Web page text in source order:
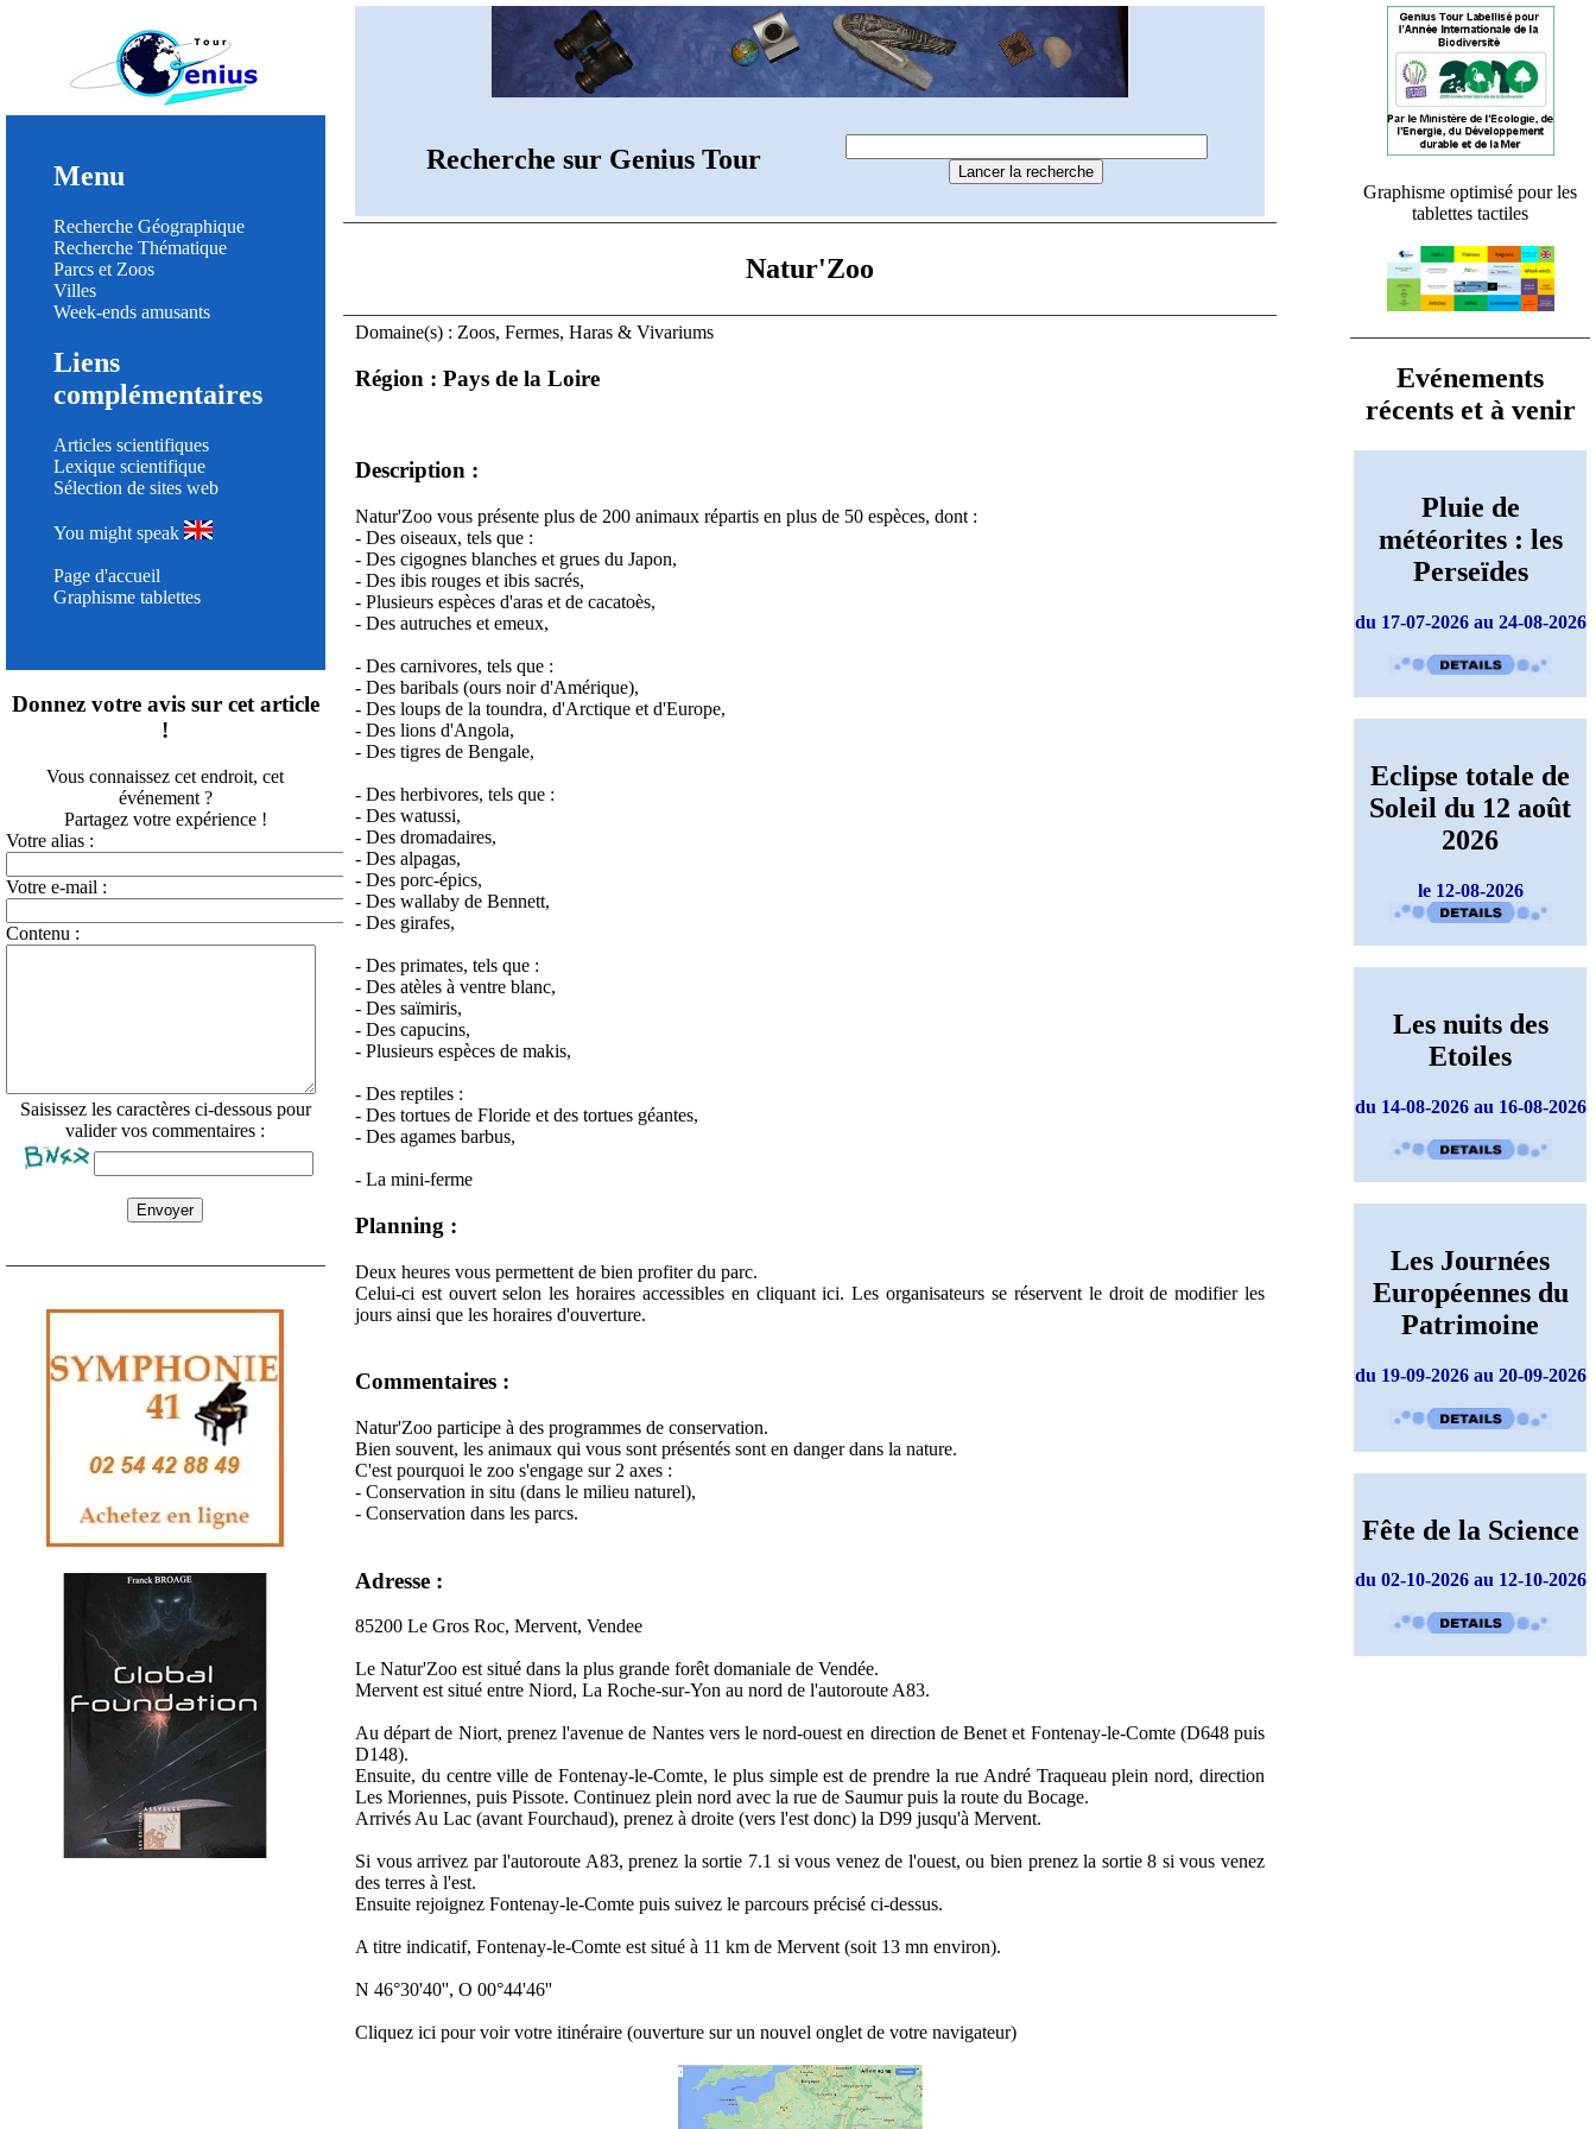
Menu
Recherche Géographique
Recherche Thématique
Parcs et Zoos
Villes
Week-ends amusants
Liens
complémentaires
Articles scientifiques
Lexique scientifique
Sélection de sites web
You might speak
Page d'accueil
Graphisme tablettes
Donnez votre avis sur cet article
!
Vous connaissez cet endroit, cet
événement ?
Partagez votre expérience !
Votre alias :
Votre e-mail :
Contenu :
Saisissez les caractères ci-dessous pour
valider vos commentaires :
Recherche sur Genius Tour
Natur'Zoo
Domaine(s) : Zoos, Fermes, Haras & Vivariums
Région : Pays de la Loire
Description :
Natur'Zoo vous présente plus de 200 animaux répartis en plus de 50 espèces, dont :
- Des oiseaux, tels que :
- Des cigognes blanches et grues du Japon,
- Des ibis rouges et ibis sacrés,
- Plusieurs espèces d'aras et de cacatoès,
- Des autruches et emeux,
- Des carnivores, tels que :
- Des baribals (ours noir d'Amérique),
- Des loups de la toundra, d'Arctique et d'Europe,
- Des lions d'Angola,
- Des tigres de Bengale,
- Des herbivores, tels que :
- Des watussi,
- Des dromadaires,
- Des alpagas,
- Des porc-épics,
- Des wallaby de Bennett,
- Des girafes,
- Des primates, tels que :
- Des atèles à ventre blanc,
- Des saïmiris,
- Des capucins,
- Plusieurs espèces de makis,
- Des reptiles :
- Des tortues de Floride et des tortues géantes,
- Des agames barbus,
- La mini-ferme
Planning :
Deux heures vous permettent de bien profiter du parc.
Celui-ci est ouvert selon les horaires accessibles en cliquant ici. Les organisateurs se réservent le droit de modifier les
jours ainsi que les horaires d'ouverture.
Commentaires :
Natur'Zoo participe à des programmes de conservation.
Bien souvent, les animaux qui vous sont présentés sont en danger dans la nature.
C'est pourquoi le zoo s'engage sur 2 axes :
- Conservation in situ (dans le milieu naturel),
- Conservation dans les parcs.
Adresse :
85200 Le Gros Roc, Mervent, Vendee
Le Natur'Zoo est situé dans la plus grande forêt domaniale de Vendée.
Mervent est situé entre Niord, La Roche-sur-Yon au nord de l'autoroute A83.
Au départ de Niort, prenez l'avenue de Nantes vers le nord-ouest en direction de Benet et Fontenay-le-Comte (D648 puis
D148).
Ensuite, du centre ville de Fontenay-le-Comte, le plus simple est de prendre la rue André Traqueau plein nord, direction
Les Moriennes, puis Pissote. Continuez plein nord avec la rue de Saumur puis la route du Bocage.
Arrivés Au Lac (avant Fourchaud), prenez à droite (vers l'est donc) la D99 jusqu'à Mervent.
Si vous arrivez par l'autoroute A83, prenez la sortie 7.1 si vous venez de l'ouest, ou bien prenez la sortie 8 si vous venez
des terres à l'est.
Ensuite rejoignez Fontenay-le-Comte puis suivez le parcours précisé ci-dessus.
A titre indicatif, Fontenay-le-Comte est situé à 11 km de Mervent (soit 13 mn environ).
N 46°30'40'', O 00°44'46''
Cliquez ici pour voir votre itinéraire (ouverture sur un nouvel onglet de votre navigateur)
Graphisme optimisé pour les
tablettes tactiles
Evénements
récents et à venir
Pluie de
météorites : les
Perseïdes
du 17-07-2026 au 24-08-2026
Eclipse totale de
Soleil du 12 août
2026
le 12-08-2026
Les nuits des
Etoiles
du 14-08-2026 au 16-08-2026
Les Journées
Européennes du
Patrimoine
du 19-09-2026 au 20-09-2026
Fête de la Science
du 02-10-2026 au 12-10-2026